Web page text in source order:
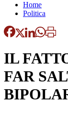
Home
Politica
IL
FAR